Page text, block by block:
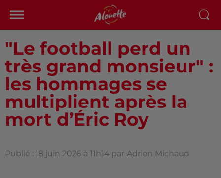
"Le football perd un
très grand monsieur" :
les hommages se
multiplient après la
mort d’Éric Roy
Publié : 18 juin 2026 à 11h14 par Adrien Michaud